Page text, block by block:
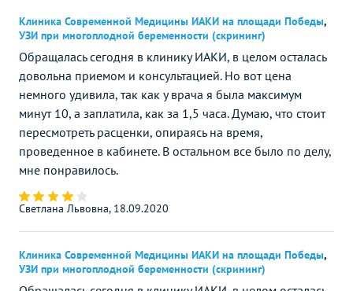
Клиника Современной Медицины ИАКИ на площади Победы,
УЗИ при многоплодной беременности (скрининг)
Обращалась сегодня в клинику ИАКИ, в целом осталась
довольна приемом и консультацией. Но вот цена
немного удивила, так как у врача я была максимум
минут 10, а заплатила, как за 1,5 часа. Думаю, что стоит
пересмотреть расценки, опираясь на время,
проведенное в кабинете. В остальном все было по делу,
мне понравилось.
Светлана Львовна, 18.09.2020
Клиника Современной Медицины ИАКИ на площади Победы,
УЗИ при многоплодной беременности (скрининг)